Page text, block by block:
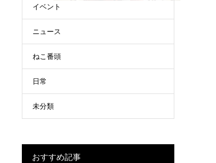
イベント
ニュース
ねこ番頭
日常
未分類
おすすめ記事